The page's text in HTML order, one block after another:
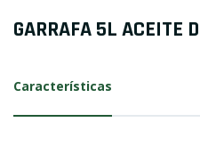
GARRAFA 5L ACEITE
Características